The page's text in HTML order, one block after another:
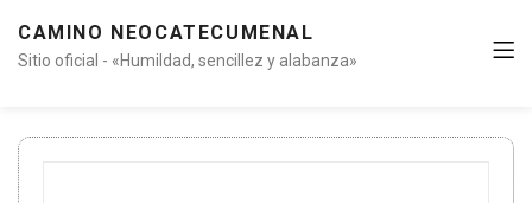
CAMINO NEOCATECUMENAL
Sitio oficial - «Humildad, sencillez y alabanza»